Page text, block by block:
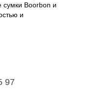
сумки Boorbon и
и
97